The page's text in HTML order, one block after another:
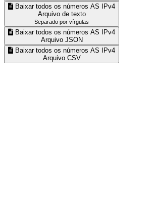
Baixar todos os números AS IPv4
Arquivo de texto
Separado por vírgulas
Baixar todos os números AS IPv4
Arquivo JSON
Baixar todos os números AS IPv4
Arquivo CSV